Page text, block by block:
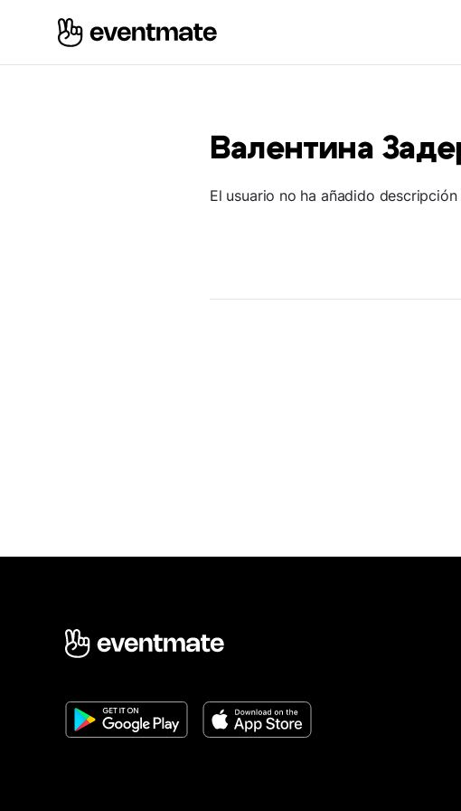
Валентина
El usuario no ha añadido descripción